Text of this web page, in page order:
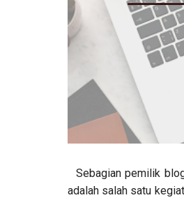
Sebagian pemilik
adalah salah satu